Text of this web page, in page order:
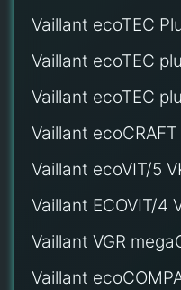
Vaillant ecoTEC
Vaillant ecoTEC
Vaillant ecoTEC
Vaillant
Vaillant ecoVIT/5
Vaillant ECOVIT/4
Vaillant VGR
Vaillant